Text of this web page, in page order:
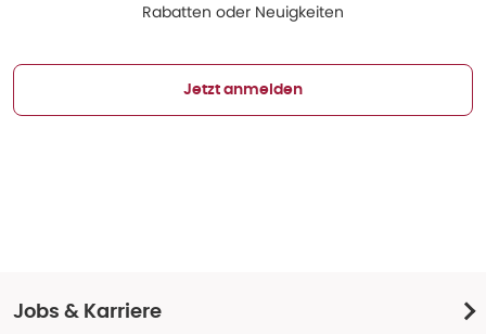
Rabatten oder Neuigkeiten
Jetzt anmelden
Jobs & Karriere